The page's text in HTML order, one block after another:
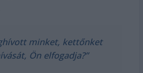
minket, kettőnket
Ön elfogadja?”